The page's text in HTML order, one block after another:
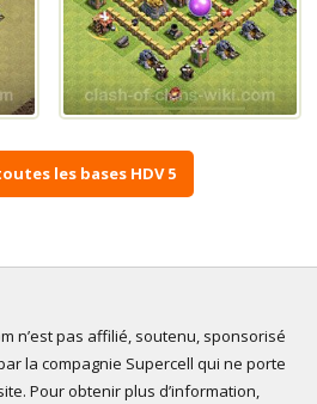
les bases HDV 5
n’est pas affilié, soutenu, sponsorisé
la compagnie Supercell qui ne porte
Pour obtenir plus d’information,